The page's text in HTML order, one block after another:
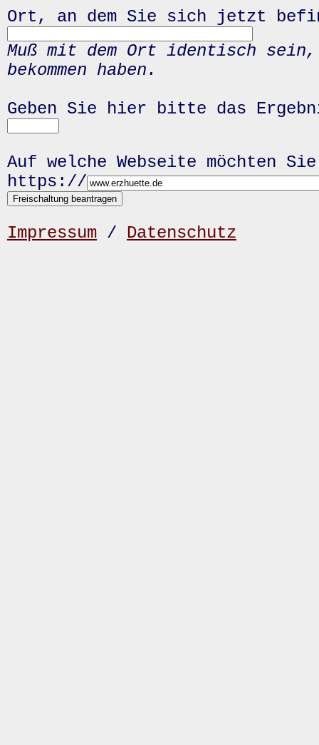
Ort, an dem Sie sich jetzt
Muß mit dem Ort identisch
bekommen haben.
Geben Sie hier bitte das
Auf welche Webseite möchten
https://
Impressum / Datenschutz